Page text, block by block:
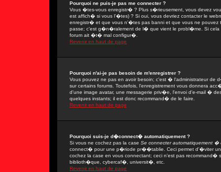
Pourquoi ne puis-je pas me connecter ?
Vous �tes-vous enregistr� ? Plus s�rieusement, vous devez
est affich� si vous l'�tes) ? Si oui, vous devriez contacter le
enregistr� et que vous n'�tes pas banni et que vous ne pouvez
passe; c'est g�n�ralement de l� que vient le probl�me. Si cela
forum ait �t� mal configur�.
Revenir en haut de page
Pourquoi n'ai-je pas besoin de m'enregistrer ?
Vous pouvez ne pas en avoir besoin; c'est � l'administrateur de
sur certains forums. Toutefois, l'enregistrement vous donnera
d'une image avatar, une messagerie priv�e, l'envoi d'e-mail �
quelques instants; il est donc recommand� de le faire.
Revenir en haut de page
Pourquoi suis-je d�connect� automatiquement ?
Si vous ne cochez pas la case Se connecter automatiquement �
connect� pour une p�riode pr��tablie. Ceci permet d'�viter
cochez la case en vous connectant; ceci n'est pas
biblioth�que, cybercaf�, universit�, etc.
Revenir en haut de page